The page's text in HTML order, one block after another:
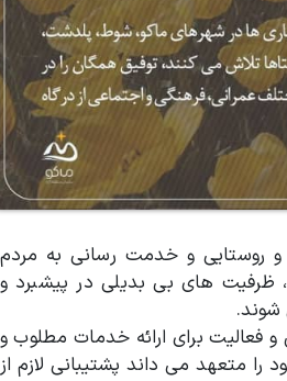
و روستایی و خدمت رسانی به مردم
ظرفیت های بی بدیلی در پیشبرد و
فعالیت برای ارائه خدمات مطلوب و
متعهد می داند پشتیبانی لازم از